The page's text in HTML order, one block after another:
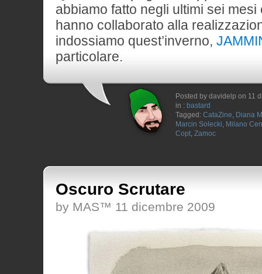
abbiamo fatto negli ultimi sei
hanno collaborato alla
indossiamo quest’inverno,
particolare.
Posted by davidelp on 11
in : bastard
Tagged: CataZine, Diana
Marcin Solecki, Milano
Copt, Zamoc
Oscuro Scrutare
by MAS™ 11 dicembre 2009